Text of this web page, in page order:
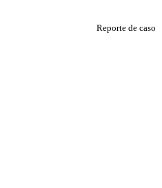
Reporte de caso